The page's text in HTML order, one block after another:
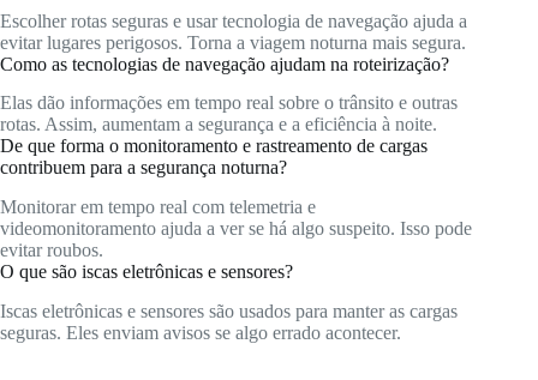
Escolher rotas seguras e usar tecnologia de navegação ajuda a
evitar lugares perigosos. Torna a viagem noturna mais segura.
Como as tecnologias de navegação ajudam na roteirização?
Elas dão informações em tempo real sobre o trânsito e outras
rotas. Assim, aumentam a segurança e a eficiência à noite.
De que forma o monitoramento e rastreamento de cargas
contribuem para a segurança noturna?
Monitorar em tempo real com telemetria e
videomonitoramento ajuda a ver se há algo suspeito. Isso pode
evitar roubos.
O que são iscas eletrônicas e sensores?
Iscas eletrônicas e sensores são usados para manter as cargas
seguras. Eles enviam avisos se algo errado acontecer.